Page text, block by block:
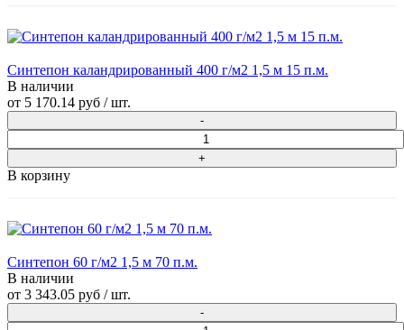
Синтепон каландрированный 400 г/м2 1,5 м 15 п.м.
В наличии
от 5 170.14 руб / шт.
В корзину
Синтепон 60 г/м2 1,5 м 70 п.м.
В наличии
от 3 343.05 руб / шт.